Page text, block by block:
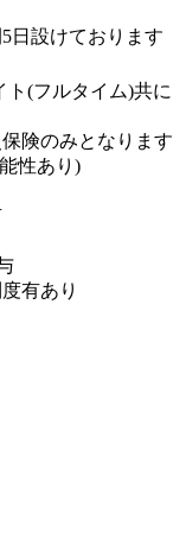
日設けております
(フルタイム)共に
険のみとなります
性あり)
有あり